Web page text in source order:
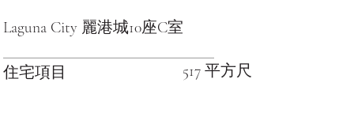
Laguna City 麗港城10座C室
住宅項目 517 平方尺